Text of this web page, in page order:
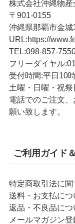
株式会社沖縄物産
〒901-0155
沖縄県那覇市金
URL:https://
TEL:098-857-
フリーダイヤル:
受付時間:平日10
土曜・日曜・祝
電話でのご注文
願い致します。
ご利用ガイド
特定商取引法に
送料・お支払につ
返品・不良品につ
メールマガジン